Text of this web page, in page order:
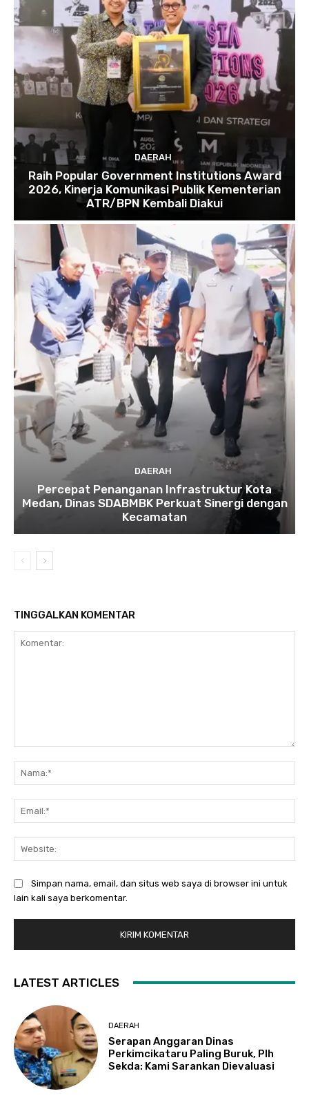
DAERAH
Raih Popular Government Institutions Award
2026, Kinerja Komunikasi Publik Kementerian
ATR/BPN Kembali Diakui
DAERAH
Percepat Penanganan Infrastruktur Kota
Medan, Dinas SDABMBK Perkuat Sinergi dengan
Kecamatan
TINGGALKAN KOMENTAR
Simpan nama, email, dan situs web saya di browser ini untuk
lain kali saya berkomentar.
LATEST ARTICLES
DAERAH
Serapan Anggaran Dinas
Perkimcikataru Paling Buruk, Plh
Sekda: Kami Sarankan Dievaluasi